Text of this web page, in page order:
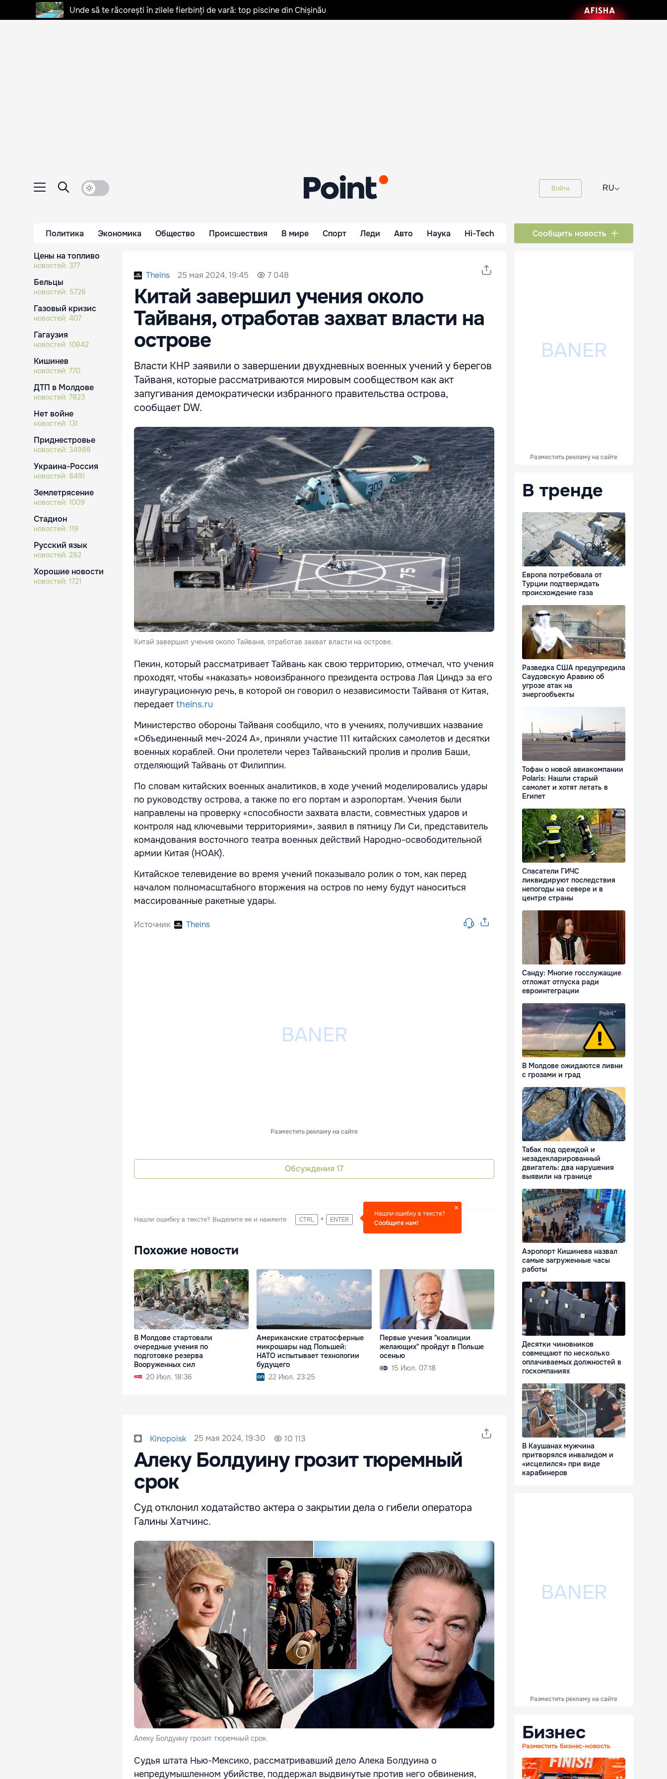
Unde să te răcorești în zilele fierbinți de vară: top piscine din Chișinău
Войти RU⌵
Политика Экономика Общество Происшествия В мире Спорт Леди Авто Наука Hi-Tech Сообщить новость
Цены на топливо
новостей: 377
Бельцы
новостей: 5726
Газовый кризис
новостей: 407
Гагаузия
новостей: 10842
Кишинев
новостей: 770
ДТП в Молдове
новостей: 7823
Нет войне
новостей: 131
Приднестровье
новостей: 34988
Украина-Россия
новостей: 8491
Землетрясение
новостей: 1009
Стадион
новостей: 119
Русский язык
новостей: 292
Хорошие новости
новостей: 1721
Theins 25 мая 2024, 19:45 7 048
Китай завершил учения около
Тайваня, отработав захват власти на
острове
Власти КНР заявили о завершении двухдневных военных учений у берегов
Тайваня, которые рассматриваются мировым сообществом как акт
запугивания демократически избранного правительства острова,
сообщает DW.
Китай завершил учения около Тайваня, отработав захват власти на острове.
Пекин, который рассматривает Тайвань как свою территорию, отмечал, что учения
проходят, чтобы «наказать» новоизбранного президента острова Лая Циндэ за его
инаугурационную речь, в которой он говорил о независимости Тайваня от Китая,
передаетtheins.ru
Министерство обороны Тайваня сообщило, что в учениях, получивших название
«Объединенный меч-2024 А», приняли участие 111 китайских самолетов и десятки
военных кораблей. Они пролетели через Тайваньский пролив и пролив Баши,
отделяющий Тайвань от Филиппин.
По словам китайских военных аналитиков, в ходе учений моделировались удары
по руководству острова, а также по его портам и аэропортам. Учения были
направлены на проверку «способности захвата власти, совместных ударов и
контроля над ключевыми территориями», заявил в пятницу Ли Си, представитель
командования восточного театра военных действий Народно-освободительной
армии Китая (НОАК).
Китайское телевидение во время учений показывало ролик о том, как перед
началом полномасштабного вторжения на остров по нему будут наноситься
массированные ракетные удары.
Источник Theins
Разместить рекламу на сайте
Обсуждения 17
Нашли ошибку в тексте? Выделите ее и нажмите CTRL + ENTER
Нашли ошибку в тексте?
Сообщите нам!
Похожие новости
В Молдове стартовали
очередные учения по
подготовке резерва
Вооруженных сил
20 Июл. 18:36
Американские стратосферные
микрошары над Польшей:
НАТО испытывает технологии
будущего
22 Июл. 23:25
Первые учения "коалиции
желающих" пройдут в Польше
осенью
15 Июл. 07:18
Kinopoisk 25 мая 2024, 19:30 10 113
Алеку Болдуину грозит тюремный
срок
Суд отклонил ходатайство актера о закрытии дела о гибели оператора
Галины Хатчинс.
Алеку Болдуину грозит тюремный срок.
Судья штата Нью-Мексико, рассматривавший дело Алека Болдуина о
непредумышленном убийстве, поддержал выдвинутые против него обвинения,
Разместить рекламу на сайте
В тренде
Европа потребовала от
Турции подтверждать
происхождение газа
Разведка США предупредила
Саудовскую Аравию об
угрозе атак на
энергообъекты
Тофан о новой авиакомпании
Polaris: Нашли старый
самолет и хотят летать в
Египет
Спасатели ГИЧС
ликвидируют последствия
непогоды на севере и в
центре страны
Санду: Многие госслужащие
отложат отпуска ради
евроинтеграции
В Молдове ожидаются ливни
с грозами и град
Табак под одеждой и
незадекларированный
двигатель: два нарушения
выявили на границе
Аэропорт Кишинева назвал
самые загруженные часы
работы
Десятки чиновников
совмещают по несколько
оплачиваемых должностей в
госкомпаниях
В Каушанах мужчина
притворялся инвалидом и
«исцелился» при виде
карабинеров
Разместить рекламу на сайте
Бизнес
Разместить бизнес-новость